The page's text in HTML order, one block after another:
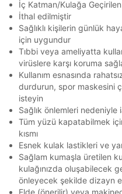
İç Katman/Kulağa
İthal edilmiştir
Sağlıklı kişilerin günlük
için uygundur
Tıbbi veya ameliyatta
virüslere karşı koruma
Kullanım esnasında
durdurun, spor maskesini
isteyin
Sağlık önlemleri
Tüm yüzü kapatabilmek
kısmı
Esnek kulak lastikleri ve
Sağlam kumaşla üretilen
kulağınızda oluşabilecek
önleyecek şekilde dizayn
Elde (önerilir) veya
Çağrı Merkezi /
Kişisel verilerimin
Aksesuar Ticaret
markalara ait
Doğuş Grubu
verilerimin
amacıyla
Kimlik, iletişim ve
dışında bulunması
Amazon Inc. ve